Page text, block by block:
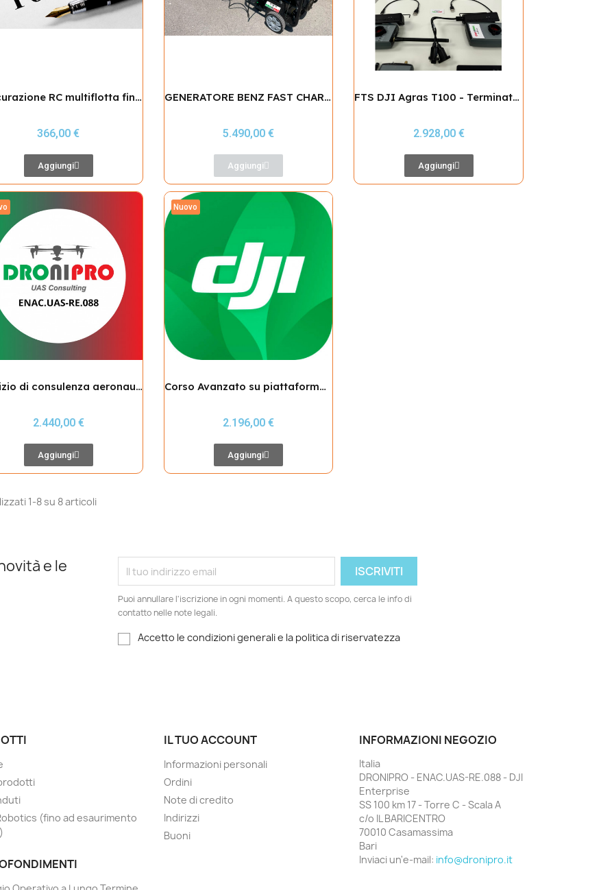
Assicurazione RC multiflotta fino a 40kg MTOM 25 UAS - 12 mesi
366,00 €
Aggiungi
GENERATORE BENZ FAST CHARGER BATTERIA AGRAS T100 in 9 minuti
5.490,00 €
Aggiungi
FTS DJI Agras T100 - Terminatore di Volo per DJt Agras T100
2.928,00 €
Aggiungi
Servizio di consulenza aeronautica finalizzata all’ottenimento di Autorizzazione Operativa UAS in categoria Specific
2.440,00 €
Aggiungi
Nuovo
Corso Avanzato su piattaforma DJI FARM AGRAS
2.196,00 €
Aggiungi
1-8 su 8 articoli
e le
Puoi annullare l'iscrizione in ogni momenti. A questo scopo, cerca le info di
contatto nelle note legali.
Accetto le condizioni generali e la politica di riservatezza
(fino ad esaurimento
IL TUO ACCOUNT
Informazioni personali
Ordini
Note di credito
Indirizzi
Buoni
INFORMAZIONI NEGOZIO
Italia
DRONIPRO - ENAC.UAS-RE.088 - DJI
Enterprise
SS 100 km 17 - Torre C - Scala A
c/o IL BARICENTRO
70010 Casamassima
Bari
Inviaci un'e-mail: info@dronipro.it